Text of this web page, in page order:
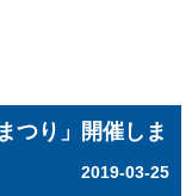
つり」開催しま
2019-03-25